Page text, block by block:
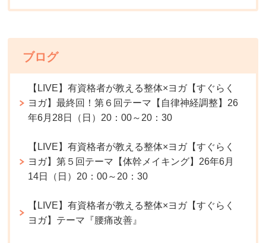
ブログ
【LIVE】有資格者が教える整体×ヨガ【すぐらく
ヨガ】最終回！第６回テーマ【自律神経調整】26
年6月28日（日）20：00～20：30
【LIVE】有資格者が教える整体×ヨガ【すぐらく
ヨガ】第５回テーマ【体幹メイキング】26年6月
14日（日）20：00～20：30
【LIVE】有資格者が教える整体×ヨガ【すぐらく
ヨガ】テーマ『腰痛改善』